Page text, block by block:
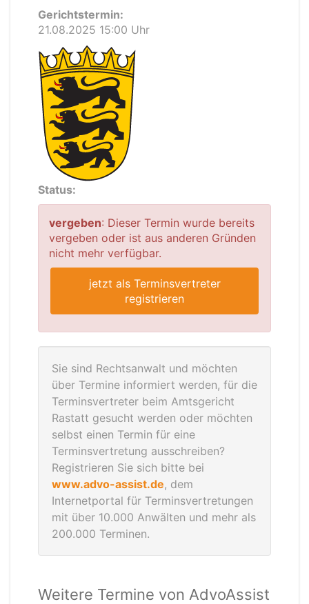
Gerichtstermin:
21.08.2025 15:00 Uhr
Status:
vergeben: Dieser Termin wurde bereits
vergeben oder ist aus anderen Gründen
nicht mehr verfügbar.
jetzt als Terminsvertreter
registrieren
Sie sind Rechtsanwalt und möchten
über Termine informiert werden, für die
Terminsvertreter beim Amtsgericht
Rastatt gesucht werden oder möchten
selbst einen Termin für eine
Terminsvertretung ausschreiben?
Registrieren Sie sich bitte bei
www.advo-assist.de, dem
Internetportal für Terminsvertretungen
mit über 10.000 Anwälten und mehr als
200.000 Terminen.
Weitere Termine von AdvoAssist